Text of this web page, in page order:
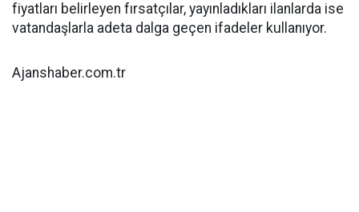
fiyatları belirleyen fırsatçılar, yayınladıkları ilanlarda ise
vatandaşlarla adeta dalga geçen ifadeler kullanıyor.
Ajanshaber.com.tr